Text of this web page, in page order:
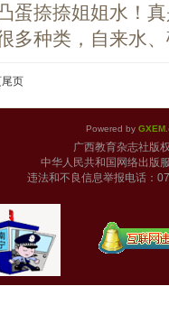
蛋捺捺姐姐水！
多种类，自来水
尾页
Powered by
广西教育杂志
中华人民共和国网络出版
违法和不良信息举报电话：